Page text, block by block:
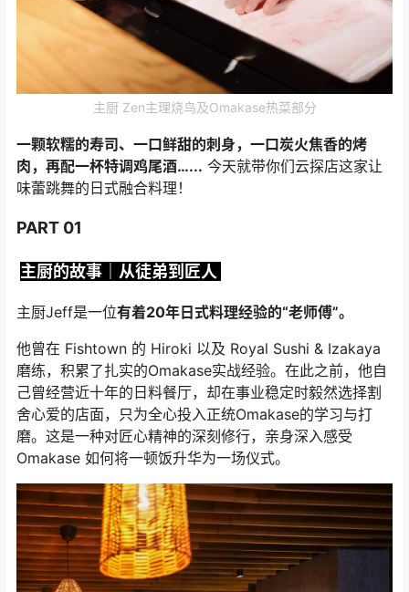
主厨 Zen主理烧鸟及Omakase热菜部分
一颗软糯的寿司、一口鲜甜的刺身，一口炭火焦香的烤
肉，再配一杯特调鸡尾酒…... 今天就带你们云探店这家让
味蕾跳舞的日式融合料理！
PART 01
主厨的故事｜从徒弟到匠人
主厨Jeff是一位有着20年日式料理经验的“老师傅”。
他曾在 Fishtown 的 Hiroki 以及 Royal Sushi & Izakaya
磨练，积累了扎实的Omakase实战经验。在此之前，他自
己曾经营近十年的日料餐厅，却在事业稳定时毅然选择割
舍心爱的店面，只为全心投入正统Omakase的学习与打
磨。这是一种对匠心精神的深刻修行，亲身深入感受
Omakase 如何将一顿饭升华为一场仪式。